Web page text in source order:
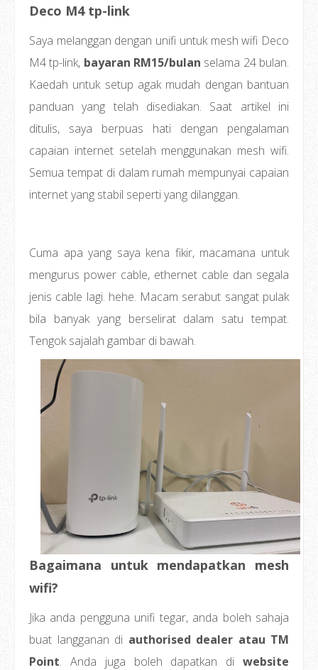
Deco M4 tp-link
Saya melanggan dengan unifi untuk mesh wifi Deco
M4 tp-link, bayaran RM15/bulan selama 24 bulan.
Kaedah untuk setup agak mudah dengan bantuan
panduan yang telah disediakan. Saat artikel ini
ditulis, saya berpuas hati dengan pengalaman
capaian internet setelah menggunakan mesh wifi.
Semua tempat di dalam rumah mempunyai capaian
internet yang stabil seperti yang dilanggan.
Cuma apa yang saya kena fikir, macamana untuk
mengurus power cable, ethernet cable dan segala
jenis cable lagi. hehe. Macam serabut sangat pulak
bila banyak yang berselirat dalam satu tempat.
Tengok sajalah gambar di bawah.
Bagaimana untuk mendapatkan mesh
wifi?
Jika anda pengguna unifi tegar, anda boleh sahaja
buat langganan di authorised dealer atau TM
Point. Anda juga boleh dapatkan di website